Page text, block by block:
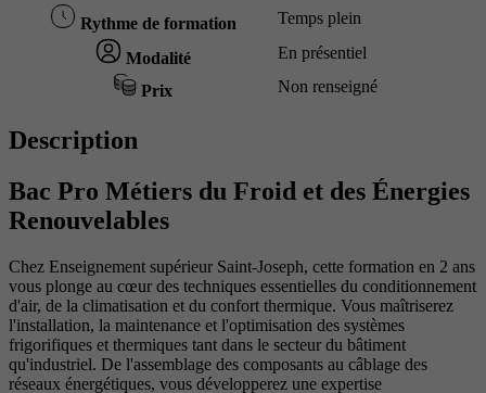
Rythme de formation Temps plein
Modalité En présentiel
Prix Non renseigné
Description
Bac Pro Métiers du Froid et des Énergies
Renouvelables
Chez Enseignement supérieur Saint-Joseph, cette formation en 2 ans
vous plonge au cœur des techniques essentielles du conditionnement
d'air, de la climatisation et du confort thermique. Vous maîtriserez
l'installation, la maintenance et l'optimisation des systèmes
frigorifiques et thermiques tant dans le secteur du bâtiment
qu'industriel. De l'assemblage des composants au câblage des
réseaux énergétiques, vous développerez une expertise